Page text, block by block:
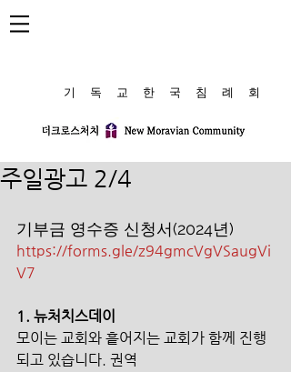
​기 독 교 한 국 침 례 회
주일광고 2/4
기부금 영수증 신청서(2024년)
https://forms.gle/z94gmcVgVSaugVi
V7
1. 뉴처치스데이
모이는 교회와 흩어지는 교회가 함께 진행
되고 있습니다. 권역